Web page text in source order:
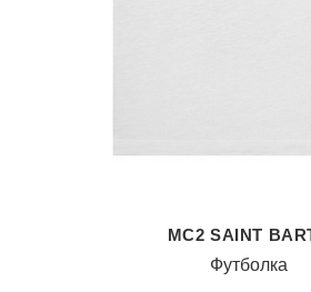
MC2 SAINT
Футболка